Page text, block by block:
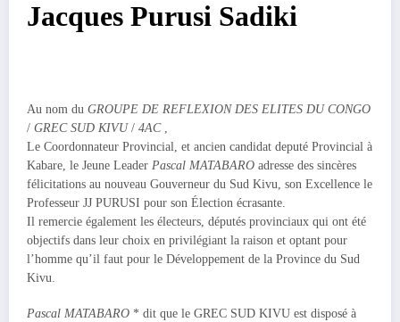
Jacques Purusi Sadiki
Au nom du GROUPE DE REFLEXION DES ELITES DU CONGO
/ GREC SUD KIVU/ 4AC,
Le Coordonnateur Provincial, et ancien candidat deputé Provincial à
Kabare, le Jeune Leader Pascal MATABARO adresse des sincères
félicitations au nouveau Gouverneur du Sud Kivu, son Excellence le
Professeur JJ PURUSI pour son Élection écrasante.
Il remercie également les électeurs, députés provinciaux qui ont été
objectifs dans leur choix en privilégiant la raison et optant pour
l’homme qu’il faut pour le Développement de la Province du Sud
Kivu.
Pascal MATABARO * dit que le GREC SUD KIVU est disposé à